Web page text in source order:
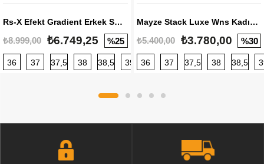
Rs-X Efekt Gradient Erkek Sneaker
₺8.999,00 ₺6.749,25 %25
36 37 37,5 38 38,5 39 40 40,5 41 42 42,5
Mayze Stack Luxe Wns Kadın Sneaker
₺5.400,00 ₺3.780,00 %30
36 37 37,5 38 38,5